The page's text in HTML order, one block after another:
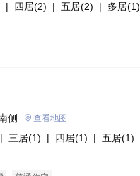
| 四居(2) | 五居(2) | 多居(1)
侧 查看地图
| 三居(1) | 四居(1) | 五居(1)